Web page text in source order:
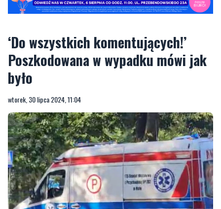
‘Do wszystkich komentujących!’
Poszkodowana w wypadku mówi jak
było
wtorek, 30 lipca 2024, 11:04